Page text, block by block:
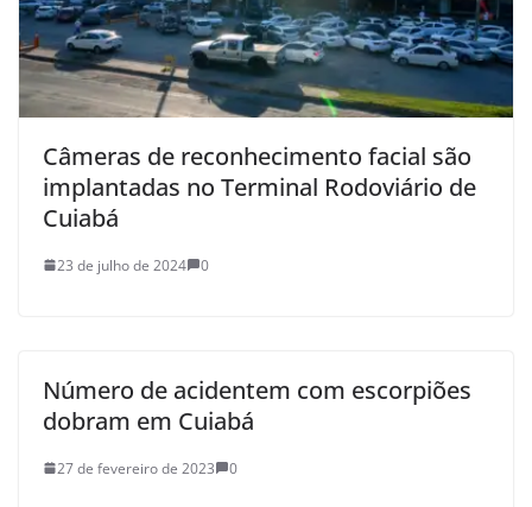
Câmeras de reconhecimento facial são
implantadas no Terminal Rodoviário de
Cuiabá
23 de julho de 2024 0
Número de acidentem com escorpiões
dobram em Cuiabá
27 de fevereiro de 2023 0